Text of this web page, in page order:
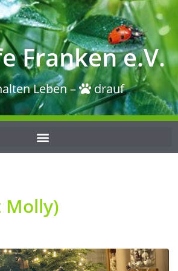
Franken e.V.
Leben – drauf
Molly)